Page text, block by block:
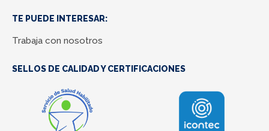
TE PUEDE INTERESAR:
Trabaja con nosotros
SELLOS DE CALIDAD Y CERTIFICACIONES